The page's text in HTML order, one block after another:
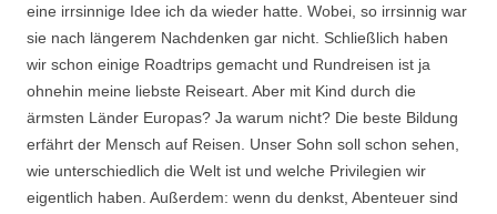
eine irrsinnige Idee ich da wieder hatte. Wobei, so irrsinnig war
sie nach längerem Nachdenken gar nicht. Schließlich haben
wir schon einige Roadtrips gemacht und Rundreisen ist ja
ohnehin meine liebste Reiseart. Aber mit Kind durch die
ärmsten Länder Europas? Ja warum nicht? Die beste Bildung
erfährt der Mensch auf Reisen. Unser Sohn soll schon sehen,
wie unterschiedlich die Welt ist und welche Privilegien wir
eigentlich haben. Außerdem: wenn du denkst, Abenteuer sind